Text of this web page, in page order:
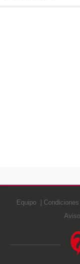
Equipo